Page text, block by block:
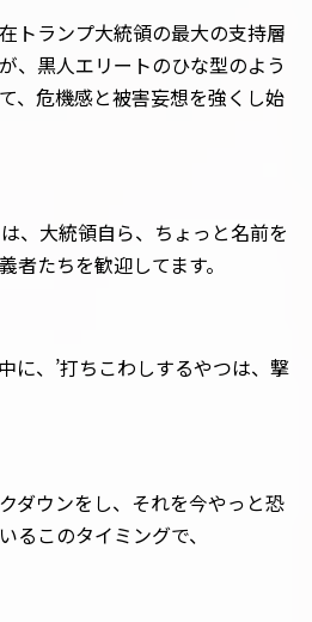
トランプ大統領の最大の支持層
、黒人エリートのひな型のよう
、危機感と被害妄想を強くし始
、大統領自ら、ちょっと名前を
者たちを歓迎してます。
に、’打ちこわしするやつは、撃
ダウンをし、それを今やっと恐
るこのタイミングで、